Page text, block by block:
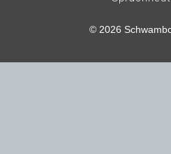
© 2026